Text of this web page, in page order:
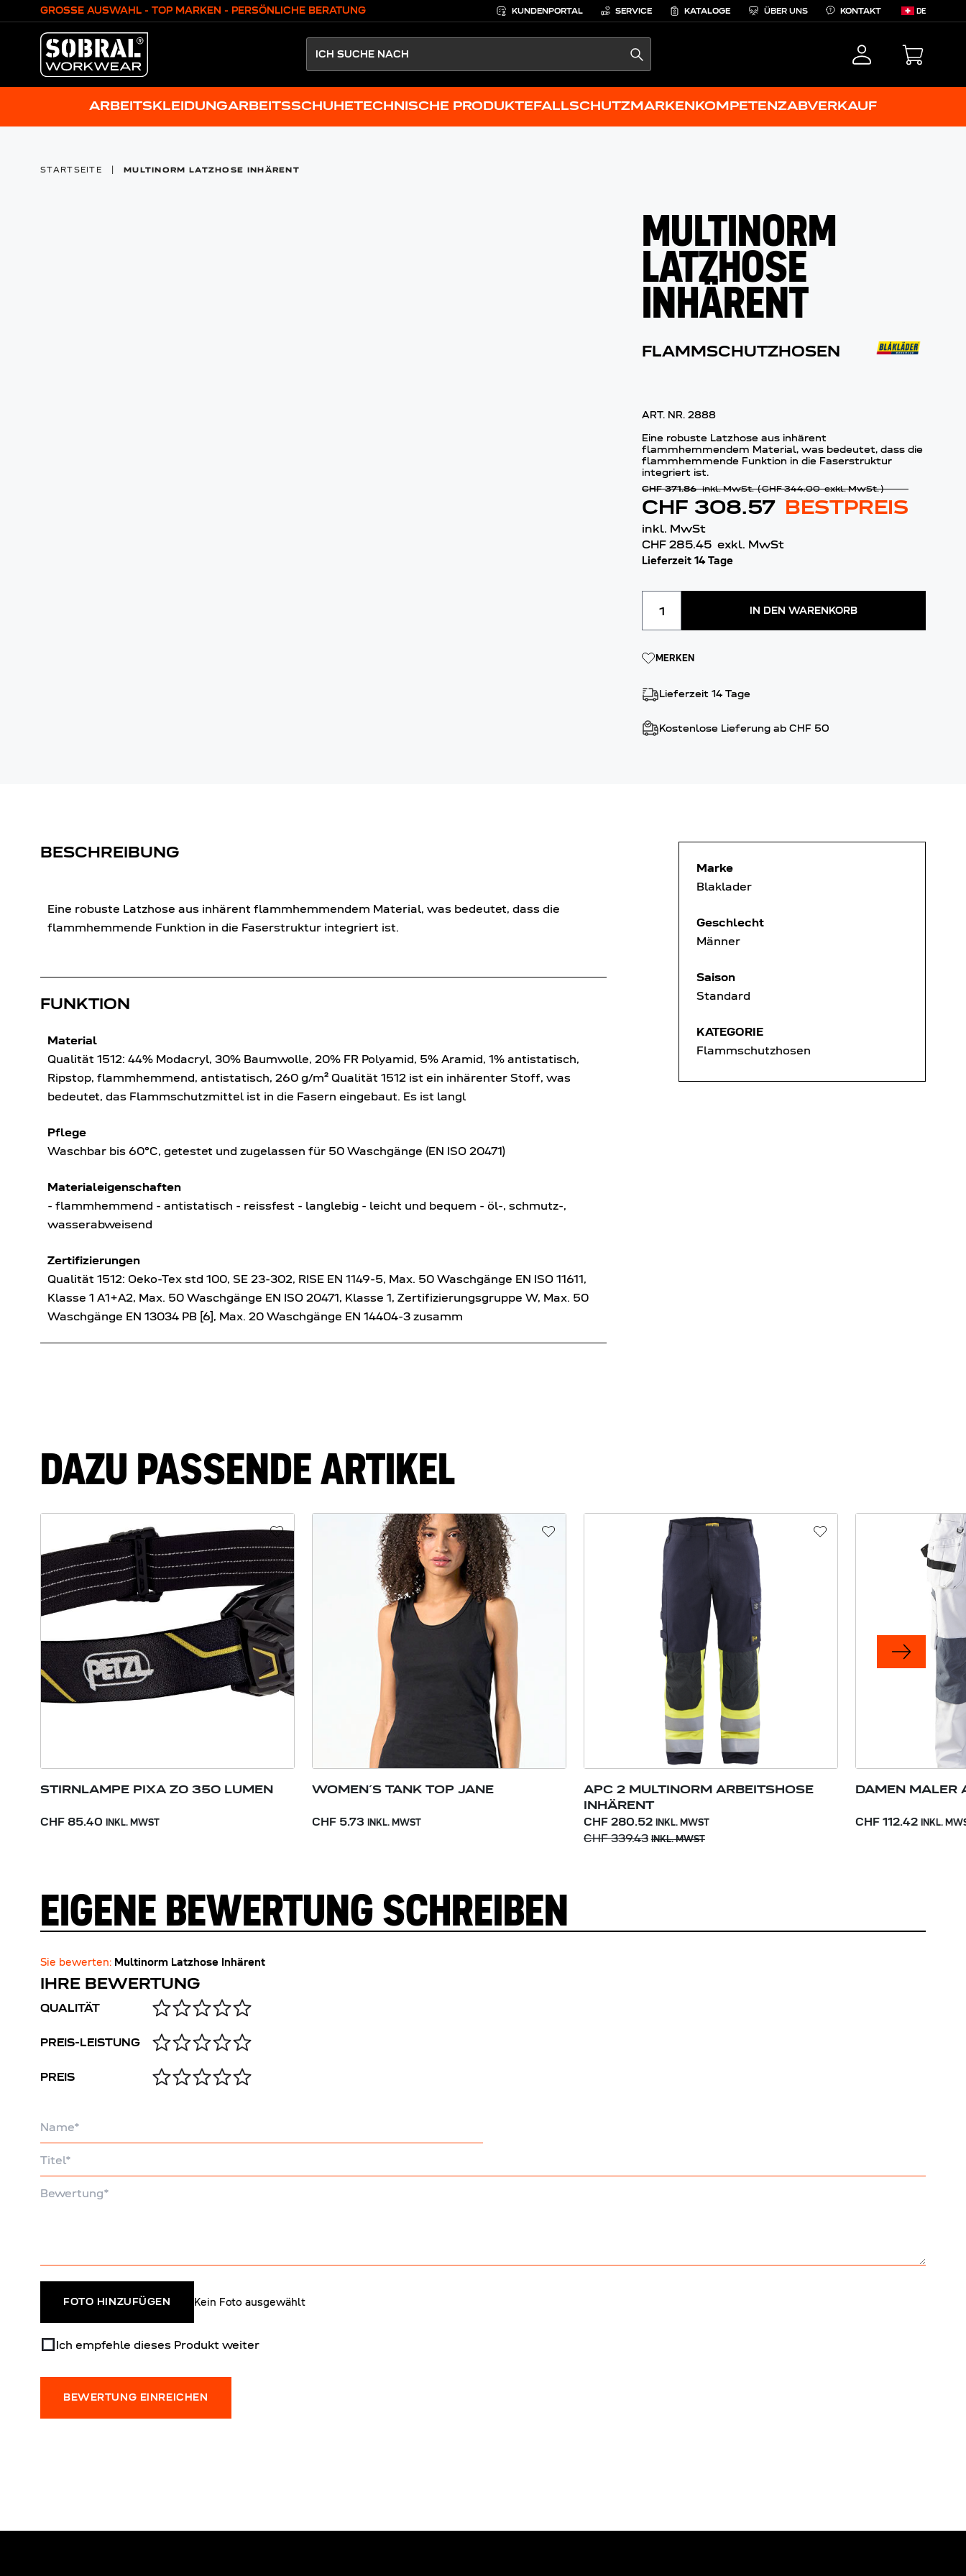
Zum Inhalt springen
GROSSE AUSWAHL - TOP MARKEN - PERSÖNLICHE BERATUNG KUNDENPORTAL SERVICE KATALOGE ÜBER UNS KONTAKT DE
SEARCH
ARBEITSKLEIDUNGARBEITSSCHUHETECHNISCHE PRODUKTEFALLSCHUTZMARKENKOMPETENZABVERKAUF
STARTSEITE MULTINORM LATZHOSE INHÄRENT
MULTINORM
LATZHOSE
INHÄRENT
FLAMMSCHUTZHOSEN
ART. NR.2888
Eine robuste Latzhose aus inhärent
flammhemmendem Material, was bedeutet, dass die
flammhemmende Funktion in die Faserstruktur
integriert ist.
CHF 371.86 inkl. MwSt. (CHF 344.00exkl. MwSt.)
CHF 308.57 BESTPREIS
inkl. MwSt
CHF 285.45 exkl. MwSt
Lieferzeit 14 Tage
IN DEN WARENKORB
MERKEN
Lieferzeit 14 Tage
Kostenlose Lieferung ab CHF 50
BESCHREIBUNG
Eine robuste Latzhose aus inhärent flammhemmendem Material, was bedeutet, dass die
flammhemmende Funktion in die Faserstruktur integriert ist.
FUNKTION
Material
Qualität 1512: 44% Modacryl, 30% Baumwolle, 20% FR Polyamid, 5% Aramid, 1% antistatisch,
Ripstop, flammhemmend, antistatisch, 260 g/m² Qualität 1512 ist ein inhärenter Stoff, was
bedeutet, das Flammschutzmittel ist in die Fasern eingebaut. Es ist langl
Pflege
Waschbar bis 60°C, getestet und zugelassen für 50 Waschgänge (EN ISO 20471)
Materialeigenschaften
- flammhemmend - antistatisch - reissfest - langlebig - leicht und bequem - öl-, schmutz-,
wasserabweisend
Zertifizierungen
Qualität 1512: Oeko-Tex std 100, SE 23-302, RISE EN 1149-5, Max. 50 Waschgänge EN ISO 11611,
Klasse 1 A1+A2, Max. 50 Waschgänge EN ISO 20471, Klasse 1, Zertifizierungsgruppe W, Max. 50
Waschgänge EN 13034 PB [6], Max. 20 Waschgänge EN 14404-3 zusamm
Marke
Blaklader
Geschlecht
Männer
Saison
Standard
KATEGORIE
Flammschutzhosen
DAZU PASSENDE ARTIKEL
STIRNLAMPE PIXA Z0 350 LUMEN
CHF 85.40 INKL. MWST
WOMEN´S TANK TOP JANE
CHF 5.73 INKL. MWST
APC 2 MULTINORM ARBEITSHOSE
INHÄRENT
CHF 280.52 INKL. MWST
CHF 339.43 INKL. MWST
DAMEN MALER
CHF 112.42 INKL.
EIGENE BEWERTUNG SCHREIBEN
Sie bewerten: Multinorm Latzhose Inhärent
IHRE BEWERTUNG
QUALITÄT
PREIS-LEISTUNG
PREIS
FOTO HINZUFÜGEN Kein Foto ausgewählt
Ich empfehle dieses Produkt weiter
BEWERTUNG EINREICHEN